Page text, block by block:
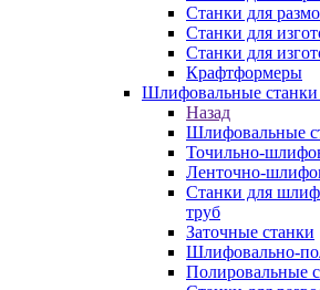
Станки для
Станки для
Станки для
Крафтформеры
Шлифовальные станки
Назад
Шлифовальные
Точильно-
Ленточно-
Станки для
труб
Заточные станки
Шлифовально-
Полировальные